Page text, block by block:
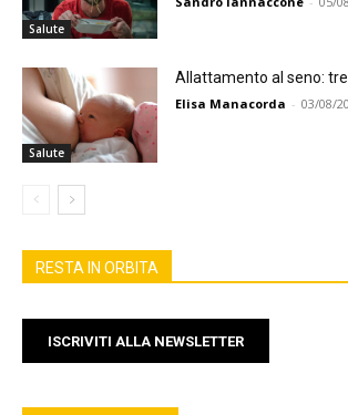
Salute
Salute
Allattamento al seno:
Elisa Manacorda - 03/08/
RESTA IN ORBITA
ISCRIVITI ALLA NEWSLETTER